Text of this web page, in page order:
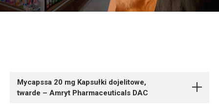
Mycapssa 20 mg Kapsułki dojelitowe,
twarde – Amryt Pharmaceuticals DAC